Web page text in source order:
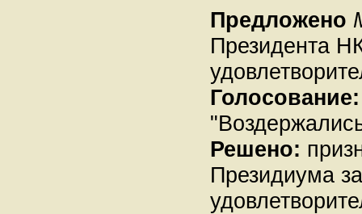
Предложено
Президента
Голосование:
Решено:
Президиума